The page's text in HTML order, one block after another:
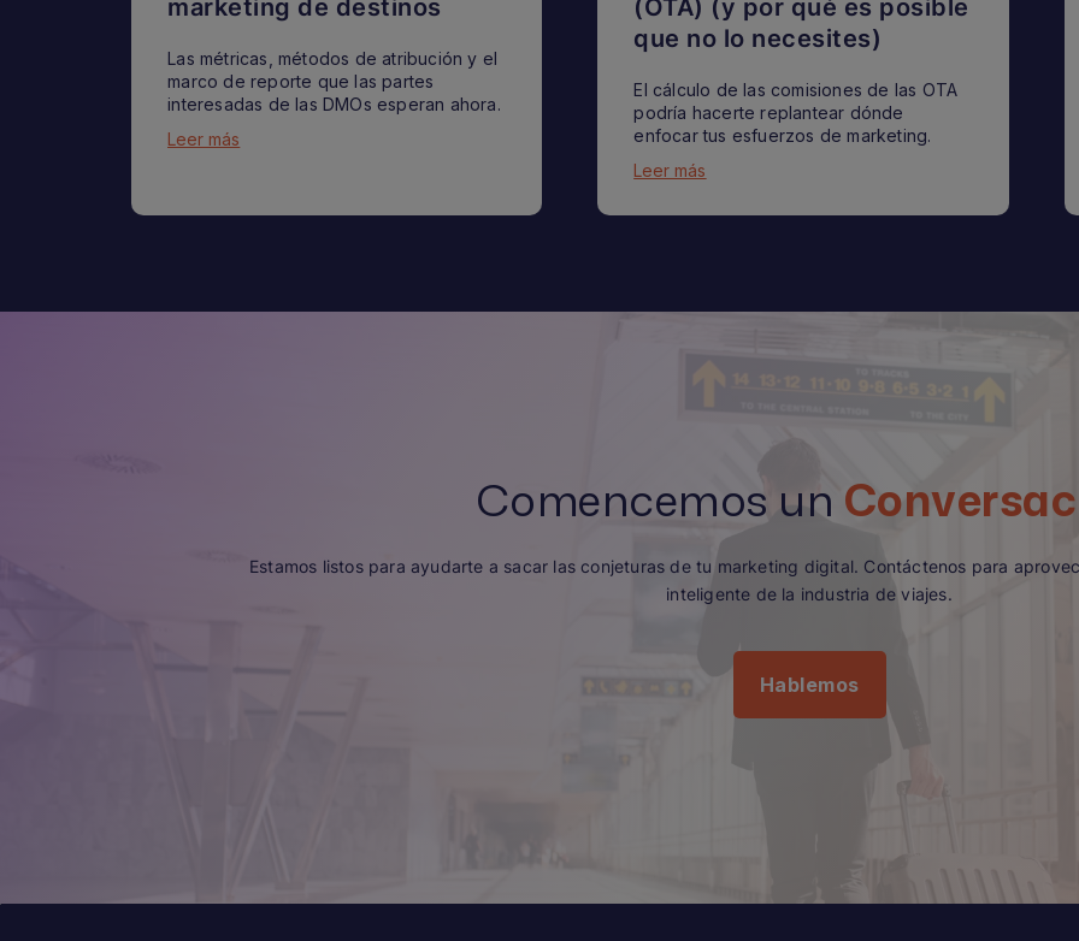
marketing de destinos
Las métricas, métodos de atribución y el
marco de reporte que las partes
interesadas de las DMOs esperan ahora.
Leer más
(OTA) (y por qué es posible
que no lo necesites)
El cálculo de las comisiones de las OTA
podría hacerte replantear dónde
enfocar tus esfuerzos de marketing.
Leer más
Comencemos un
Estamos listos para ayudarte a sacar las conjeturas de tu marketing digital. Contáctenos para
inteligente de la industria de viajes.
Hablemos